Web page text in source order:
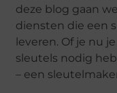
deze blog gaan
diensten die een
leveren. Of je nu
sleutels nodig
– een